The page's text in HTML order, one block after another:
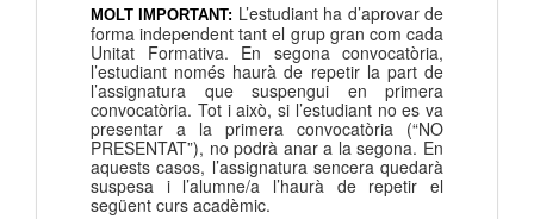
MOLT IMPORTANT: L’estudiant ha d’aprovar de
forma independent tant el grup gran com cada
Unitat Formativa. En segona convocatòria,
l’estudiant només haurà de repetir la part de
l’assignatura que suspengui en primera
convocatòria. Tot i això, si l’estudiant no es va
presentar a la primera convocatòria (“NO
PRESENTAT”), no podrà anar a la segona. En
aquests casos, l’assignatura sencera quedarà
suspesa i l’alumne/a l’haurà de repetir el
següent curs acadèmic.